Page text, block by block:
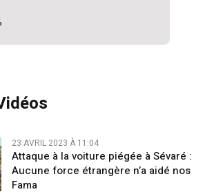
23 AVRIL 2023 À 11:04
Attaque à la voiture piégée à Sévaré :
Aucune force étrangère n’a aidé nos
Fama